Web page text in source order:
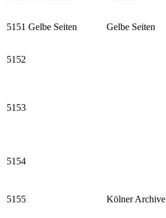
5151 Gelbe Seiten Gelbe Seiten
5152
5153
5154
5155 Kölner Archive